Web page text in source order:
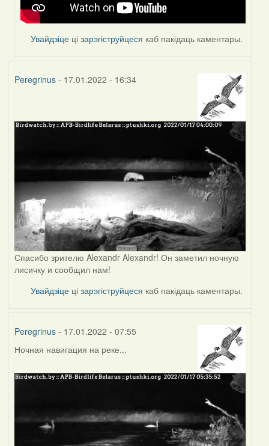
Увайдзіце цізарэгіструйцеся каб пакідаць каментары.
Peregrinus- 17.01.2022 - 16:34
Спасибо зрителю Alexandr Alexandr! Он заметил ночную
лисичку и сообщил нам!
Увайдзіце цізарэгіструйцеся каб пакідаць каментары.
Peregrinus- 17.01.2022 - 07:55
Ночная навигация на реке...